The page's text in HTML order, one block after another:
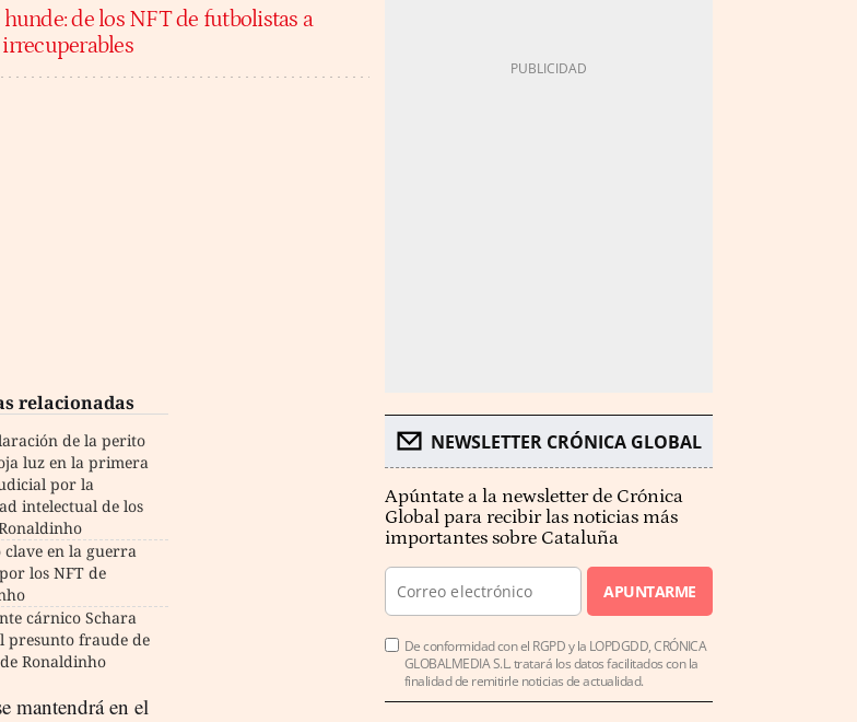
de los NFT de futbolistas a
relacionadas
de la perito
luz en la primera
por la
intelectual de los
clave en la guerra
los NFT de
cárnico Schara
presunto fraude de
Ronaldinho
mantendrá en el
NEWSLETTER CRÓNICA GLOBAL
Apúntate a la newsletter de Crónica
Global para recibir las noticias más
importantes sobre Cataluña
APUNTARME
De conformidad con el RGPD y la LOPDGDD, CRÓNICA
GLOBALMEDIA S.L. tratará los datos facilitados con la
finalidad de remitirle noticias de actualidad.